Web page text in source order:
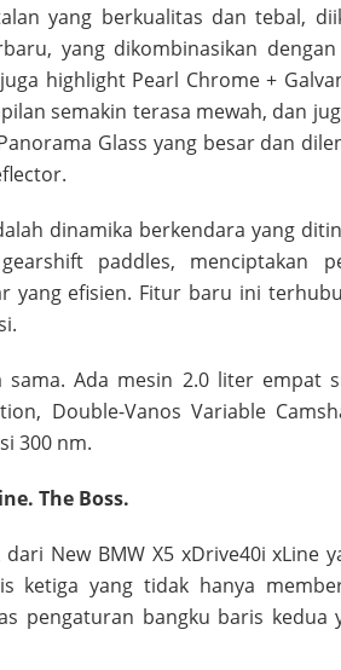
yang berkualitas dan tebal,
yang dikombinasikan
highlight Pearl Chrome +
semakin terasa mewah, dan
Glass yang besar dan
dinamika berkendara yang
paddles, menciptakan
yang efisien. Fitur baru ini
Ada mesin 2.0 liter empat
Double-Vanos Variable
300 nm.
The Boss.
New BMW X5 xDrive40i xLine
ketiga yang tidak hanya
pengaturan bangku baris